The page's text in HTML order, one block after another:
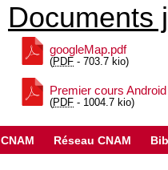
Documents
googleMap.pdf
(PDF - 703.7 kio)
Premier cours Android
(PDF - 1004.7 kio)
CNAM Réseau CNAM